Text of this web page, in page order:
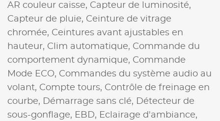
AR couleur caisse, Capteur de luminosité,
Capteur de pluie, Ceinture de vitrage
chromée, Ceintures avant ajustables en
hauteur, Clim automatique, Commande du
comportement dynamique, Commande
Mode ECO, Commandes du système audio au
volant, Compte tours, Contrôle de freinage en
courbe,
Démarrage sans clé,
Détecteur de
sous-gonflage, EBD, Eclairage d'ambiance,